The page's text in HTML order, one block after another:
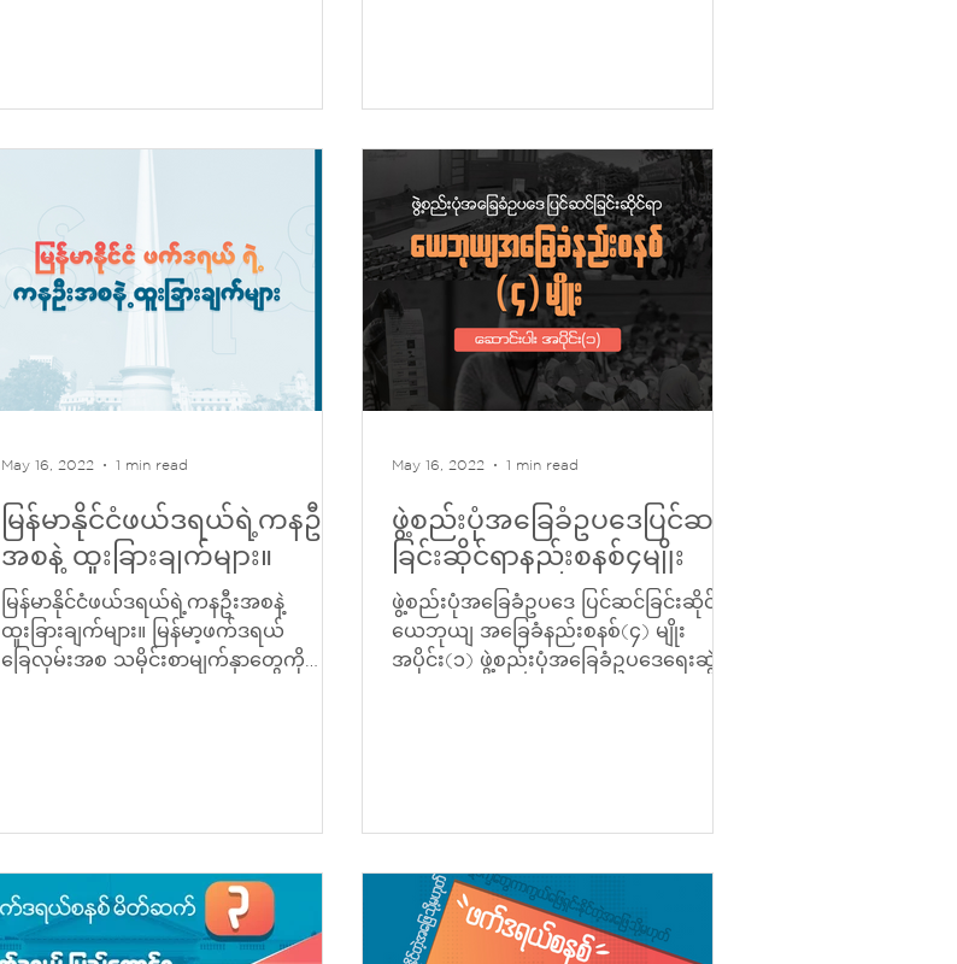
မြန်မာနိုင်ငံဖယ်ဒရယ်ရဲ့ကနဦး
အစနဲ့ ထူးခြားချက်များ။
မြန်မာနိုင်ငံဖယ်ဒရယ်ရဲ့ကနဦးအစနဲ့
ထူးခြားချက်များ။ မြန်မာ့ဖက်ဒရယ်
ခြေလှမ်းအစ သမိုင်းစာမျက်နှာတွေကို
May 16, 2022 1 min read
ဖွဲ့စည်းပုံအခြေခံဥပဒေပြင်ဆင်
ခြင်းဆိုင်ရာနည်းစနစ်၄မျိုး
ဖွဲ့စည်းပုံအခြေခံဥပဒေ ပြင်ဆင်ခြင်းဆိုင်ရာ
ယေဘုယျ အခြေခံနည်းစနစ်(၄) မျိုး
အပိုင်း(၁) ဖွဲ့စည်းပုံအခြေခံဥပဒေရေးဆွဲ
May 16, 2022 1 min read